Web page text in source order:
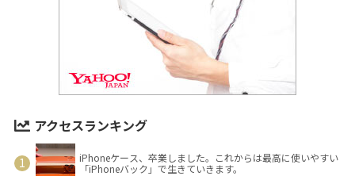
アクセスランキング
iPhoneケース、卒業しました。これからは最高に使いやすい
「iPhoneバック」で生きていきます。